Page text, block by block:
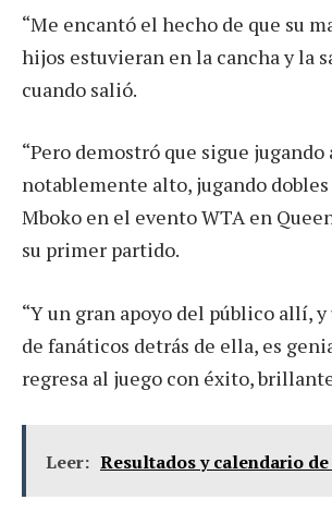
“Me encantó el hecho de que su
hijos estuvieran en la cancha y la
cuando salió.
“Pero demostró que sigue
notablemente alto, jugando
Mboko en el evento WTA en
su primer partido.
“Y un gran apoyo del público allí, y
de fanáticos detrás de ella, es
regresa al juego con éxito,
Leer: Resultados y calendario